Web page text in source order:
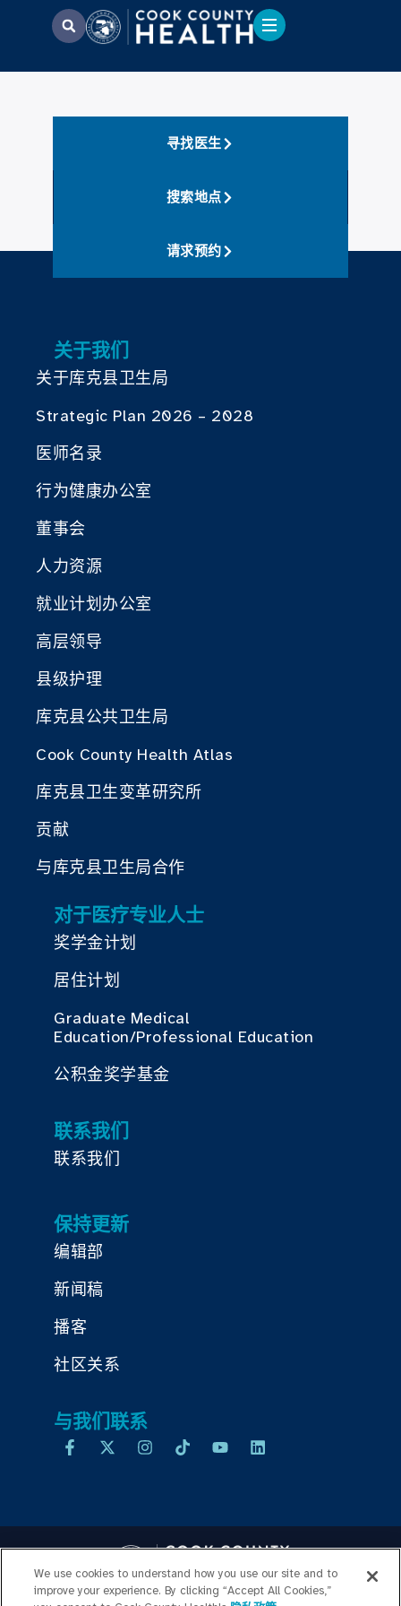
寻找医生
搜索地点
请求预约
关于我们
关于库克县卫生局
Strategic Plan 2026 – 2028
医师名录
行为健康办公室
董事会
人力资源
就业计划办公室
高层领导
县级护理
库克县公共卫生局
Cook County Health Atlas
库克县卫生变革研究所
贡献
与库克县卫生局合作
对于医疗专业人士
奖学金计划
居住计划
Graduate Medical
Education/Professional Education
公积金奖学基金
联系我们
联系我们
保持更新
编辑部
新闻稿
播客
社区关系
与我们联系
We use cookies to understand how you use our site and to
improve your experience. By clicking “Accept All Cookies,”